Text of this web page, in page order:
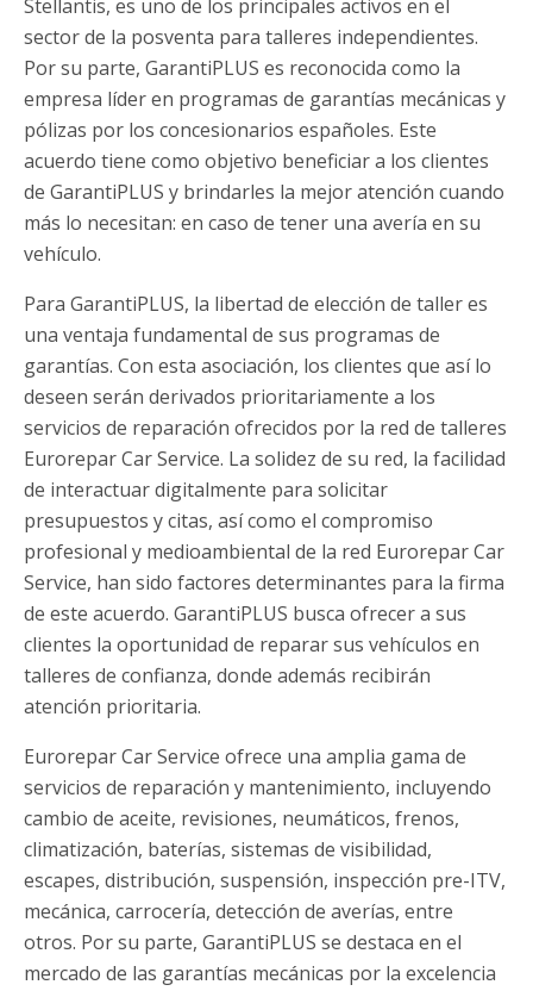
Stellantis, es uno de los principales activos en el
sector de la posventa para talleres independientes.
Por su parte, GarantiPLUS es reconocida como la
empresa líder en programas de garantías mecánicas y
pólizas por los concesionarios españoles. Este
acuerdo tiene como objetivo beneficiar a los clientes
de GarantiPLUS y brindarles la mejor atención cuando
más lo necesitan: en caso de tener una avería en su
vehículo.
Para GarantiPLUS, la libertad de elección de taller es
una ventaja fundamental de sus programas de
garantías. Con esta asociación, los clientes que así lo
deseen serán derivados prioritariamente a los
servicios de reparación ofrecidos por la red de talleres
Eurorepar Car Service. La solidez de su red, la facilidad
de interactuar digitalmente para solicitar
presupuestos y citas, así como el compromiso
profesional y medioambiental de la red Eurorepar Car
Service, han sido factores determinantes para la firma
de este acuerdo. GarantiPLUS busca ofrecer a sus
clientes la oportunidad de reparar sus vehículos en
talleres de confianza, donde además recibirán
atención prioritaria.
Eurorepar Car Service ofrece una amplia gama de
servicios de reparación y mantenimiento, incluyendo
cambio de aceite, revisiones, neumáticos, frenos,
climatización, baterías, sistemas de visibilidad,
escapes, distribución, suspensión, inspección pre-ITV,
mecánica, carrocería, detección de averías, entre
otros. Por su parte, GarantiPLUS se destaca en el
mercado de las garantías mecánicas por la excelencia